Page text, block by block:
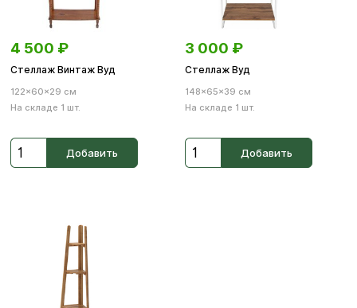
4 500 ₽
Стеллаж Винтаж Вуд
122×60×29 см
На складе 1 шт.
Добавить
3 000 ₽
Стеллаж Вуд
148×65×39 см
На складе 1 шт.
Добавить